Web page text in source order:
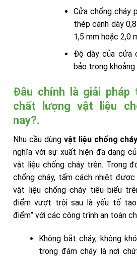
Cửa chống cháy
thép cánh dày
1,5 mm hoặc 2,0
Độ dày của cửa
bảo trong
Đâu chính là giải pháp
chất lượng vật liệu
nay?.
Nhu cầu dùng vật liệu chống cháy
nghĩa với sự xuất hiện đa dạng
vật liệu chống cháy trên. Trong
chống cháy, tấm cách nhiệt
vật liệu chống cháy tiêu biểu
điểm vượt trội sau là yếu tố tạo
điểm” với các công trình an toàn
Không bắt cháy, không
trong đám cháy là nơi